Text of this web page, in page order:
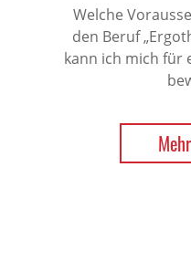
Welche
den Beruf
kann ich mich für